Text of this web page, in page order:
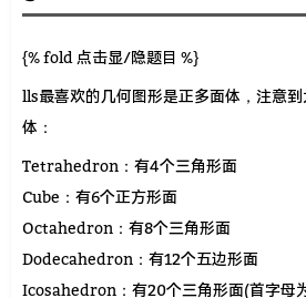
{% fold 点击显/隐题目 %}
lls最喜欢的几何图形是正多面体，注意
体：
Tetrahedron：有4个三角形面
Cube：有6个正方形面
Octahedron：有8个三角形面
Dodecahedron：有12个五边形面
Icosahedron：有20个三角形面(首字母